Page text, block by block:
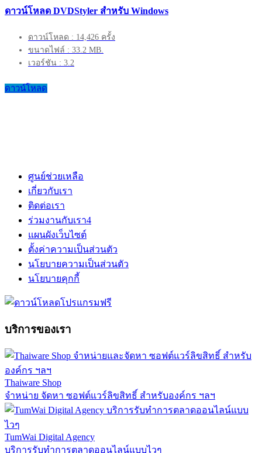
ดาวน์โหลด DVDStyler สำหรับ Windows
ดาวน์โหลด : 14,426 ครั้ง
ขนาดไฟล์ : 33.2 MB.
เวอร์ชัน : 3.2
ดาวน์โหลด
ศูนย์ช่วยเหลือ
เกี่ยวกับเรา
ติดต่อเรา
ร่วมงานกับเรา4
แผนผังเว็บไซต์
ตั้งค่าความเป็นส่วนตัว
นโยบายความเป็นส่วนตัว
นโยบายคุกกี้
บริการของเรา
Thaiware Shop
จำหน่าย จัดหา ซอฟต์แวร์ลิขสิทธิ์ สำหรับองค์กร ฯลฯ
TumWai Digital Agency
บริการรับทำการตลาดออนไลน์แบบไวๆ